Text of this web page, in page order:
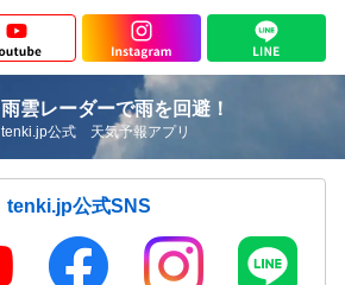
雨雲レーダーで雨を回避！
tenki.jp公式 天気予報アプリ
tenki.jp公式SNS